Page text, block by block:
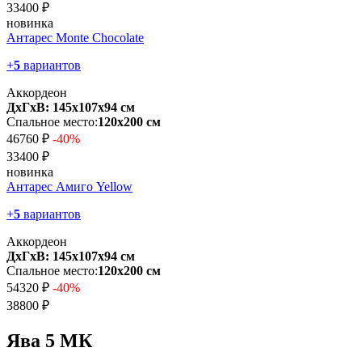
33400 ₽
новинка
Антарес Monte Chocolate
+5 вариантов
Аккордеон
ДхГхВ: 145х107x94 см
Спальное место:120х200 см
46760 ₽ -40%
33400 ₽
новинка
Антарес Амиго Yellow
+5 вариантов
Аккордеон
ДхГхВ: 145х107x94 см
Спальное место:120х200 см
54320 ₽ -40%
38800 ₽
Ява 5 МК